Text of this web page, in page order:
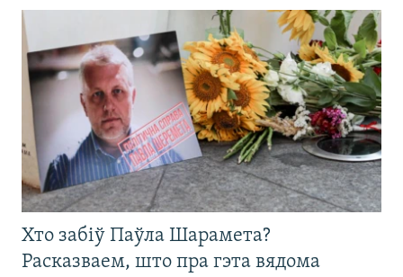
Хто забіў Паўла Шарамета?
Расказваем, што пра гэта вядома